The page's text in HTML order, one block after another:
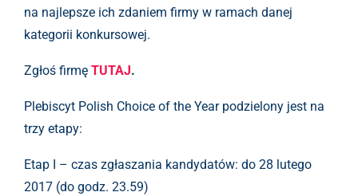
na najlepsze ich zdaniem firmy w ramach danej
kategorii konkursowej.
Zgłoś firmę TUTAJ.
Plebiscyt Polish Choice of the Year podzielony jest na
trzy etapy:
Etap I – czas zgłaszania kandydatów: do 28 lutego
2017 (do godz. 23.59)